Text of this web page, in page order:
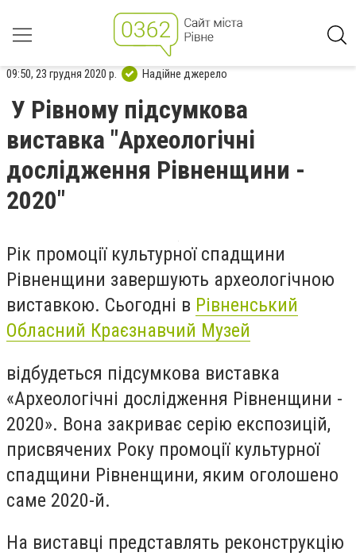
09:50, 23 грудня 2020 р. Надійне джерело
У Рівному підсумкова
виставка "Археологічні
дослідження Рівненщини -
2020"
Рік промоції культурної спадщини
Рівненщини завершують археологічною
виставкою. Сьогодні в Рівненський
Обласний Краєзнавчий Музей
відбудеться підсумкова виставка
«Археологічні дослідження Рівненщини -
2020». Вона закриває серію експозицій,
присвячених Року промоції культурної
спадщини Рівненщини, яким оголошено
саме 2020-й.
На виставці представлять реконструкцію